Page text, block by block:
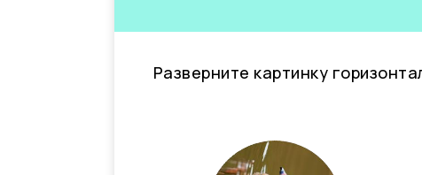
Разверните картинку